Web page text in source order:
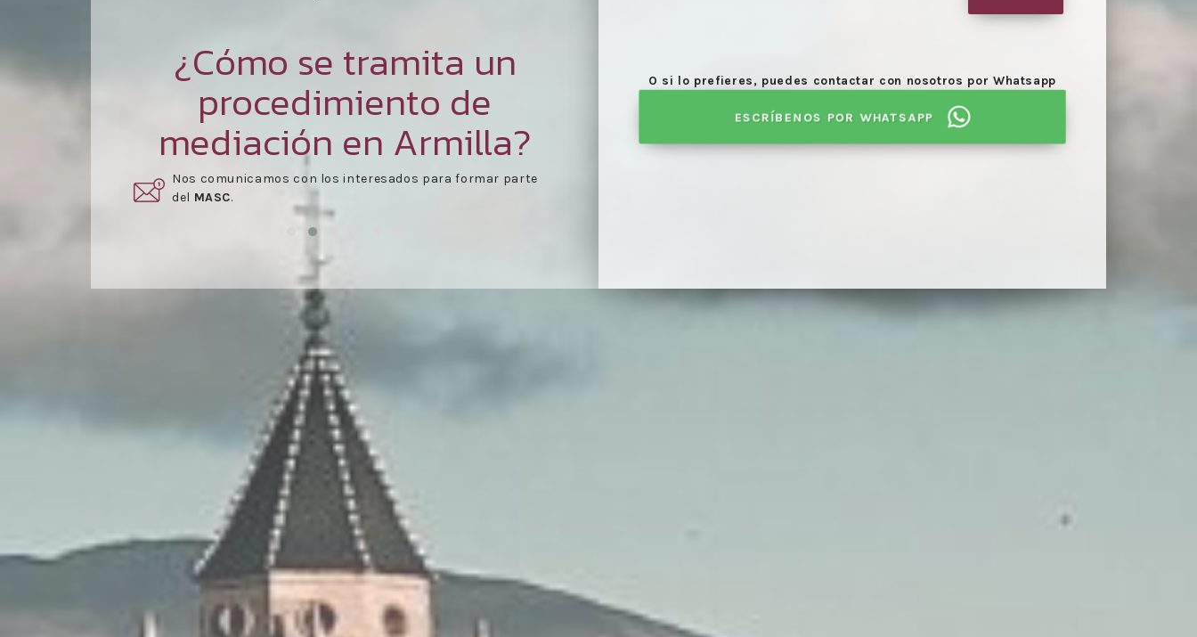
¿Cómo se tramita un
procedimiento de
mediación en Armilla?
Una vez aceptado el presupuesto,se agenda día de
reunión.
O si lo prefieres, puedes contactar con nosotros por Whatsapp
ESCRÍBENOS POR WHATSAPP